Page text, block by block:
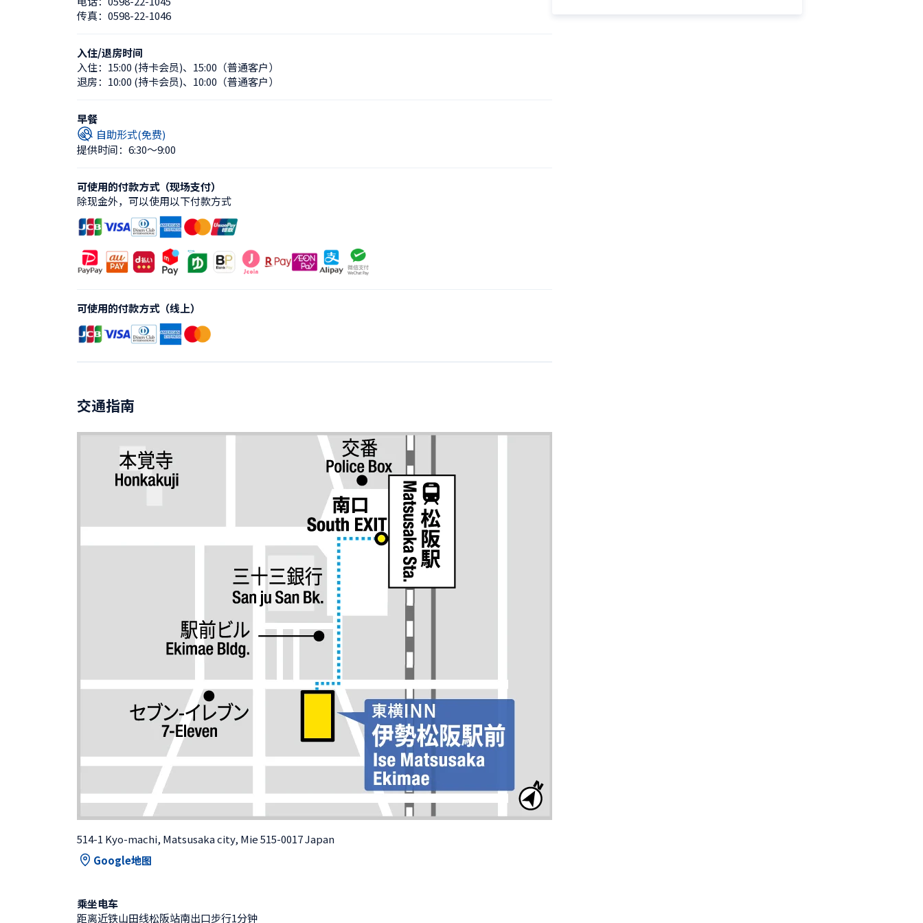
传真： 0598-22-1046
入住/退房时间
入住： 15:00 (持卡会员)、 15:00（普通客户）
退房： 10:00 (持卡会员)、 10:00（普通客户）
早餐
自助形式(免费)
提供时间：6:30〜9:00
可使用的付款方式（现场支付）
除现金外，可以使用以下付款方式
可使用的付款方式（线上）
交通指南
514-1 Kyo-machi, Matsusaka city, Mie 515-0017 Japan
Google地图
乘坐电车
距离近铁山田线松阪站南出口步行1分钟